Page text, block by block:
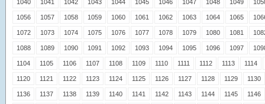
1040 1041 1042 1043 1044 1045 1046 1047 1048 1049
1056 1057 1058 1059 1060 1061 1062 1063 1064 1065
1072 1073 1074 1075 1076 1077 1078 1079 1080 1081
1088 1089 1090 1091 1092 1093 1094 1095 1096 1097
1104 1105 1106 1107 1108 1109 1110 1111 1112 1113 1114
1120 1121 1122 1123 1124 1125 1126 1127 1128 1129 1130
1136 1137 1138 1139 1140 1141 1142 1143 1144 1145 1146